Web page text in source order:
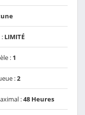
LIMITÉ
: 1
:2
:48 Heures